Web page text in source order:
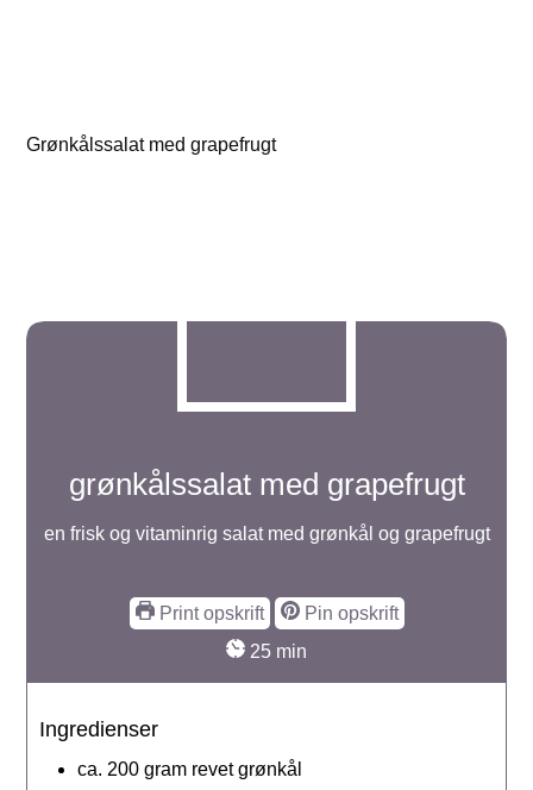
Grønkålssalat med grapefrugt
grønkålssalat med grapefrugt
en frisk og vitaminrig salat med grønkål og grapefrugt
Print opskrift
Pin opskrift
25minutter
min
Ingredienser
ca. 200 gram revet grønkål